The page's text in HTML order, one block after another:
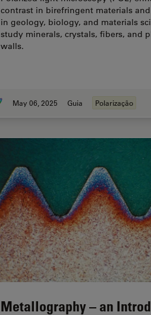
contrast in birefringent materials
in geology, biology, and materials
study minerals, crystals, fibers, and
walls.
May 06, 2025 Guia Polarização
Metallography – an